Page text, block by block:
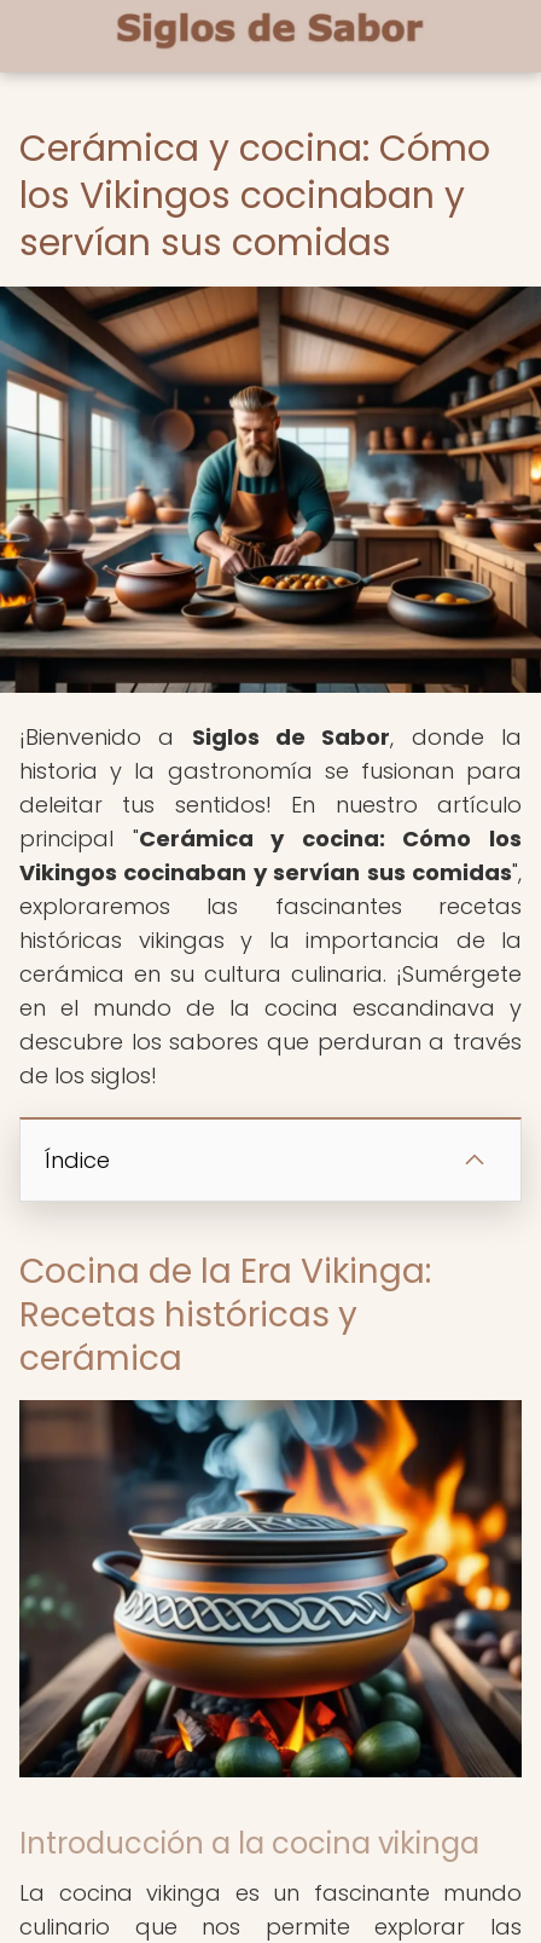
Cerámica y cocina: Cómo
los Vikingos cocinaban y
servían sus comidas
¡Bienvenido a Siglos de Sabor, donde la
historia y la gastronomía se fusionan para
deleitar tus sentidos! En nuestro artículo
principal "Cerámica y cocina: Cómo los
Vikingos cocinaban y servían sus comidas",
exploraremos las fascinantes recetas
históricas vikingas y la importancia de la
cerámica en su cultura culinaria. ¡Sumérgete
en el mundo de la cocina escandinava y
descubre los sabores que perduran a través
de los siglos!
Índice
Cocina de la Era Vikinga:
Recetas históricas y
cerámica
Introducción a la cocina vikinga
La cocina vikinga es un fascinante mundo
culinario que nos permite explorar las